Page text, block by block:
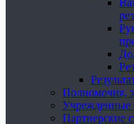
Полномочия,
Партнерские